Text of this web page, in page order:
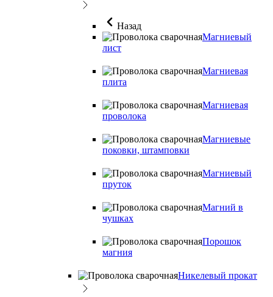
Назад
Магниевый
лист
Магниевая
плита
Магниевая
проволока
Магниевые
поковки, штамповки
Магниевый
пруток
Магний в
чушках
Порошок
магния
Никелевый прокат